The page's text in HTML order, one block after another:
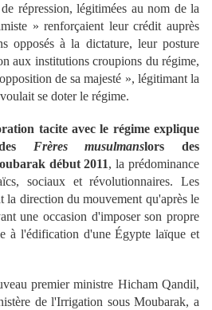
répression, légitimées au nom de la
» renforçaient leur crédit auprès
opposés à la dictature, leur posture
aux institutions croupions du régime,
de sa majesté », légitimant la
se doter le régime.
tacite avec le régime explique
Frères musulmanslors des
début 2011, la prédominance
sociaux et révolutionnaires. Les
la direction du mouvement qu'après le
une occasion d'imposer son propre
à l'édification d'une Égypte laïque et
premier ministre Hicham Qandil,
de l'Irrigation sous Moubarak, a